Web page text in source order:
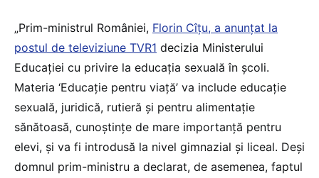
„Prim-ministrul României, Florin Cîţu, a anunţat la
postul de televiziune TVR1 decizia Ministerului
Educaţiei cu privire la educaţia sexuală în şcoli.
Materia ‘Educaţie pentru viaţă’ va include educaţie
sexuală, juridică, rutieră şi pentru alimentaţie
sănătoasă, cunoştinţe de mare importanţă pentru
elevi, şi va fi introdusă la nivel gimnazial şi liceal. Deşi
domnul prim-ministru a declarat, de asemenea, faptul